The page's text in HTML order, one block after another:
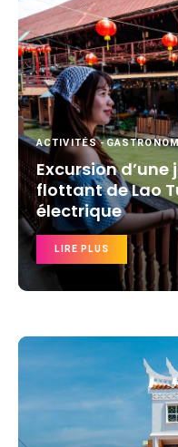
ACTIVITÉS-
Excursion
flottant de Lao
électrique
LIRE PLUS